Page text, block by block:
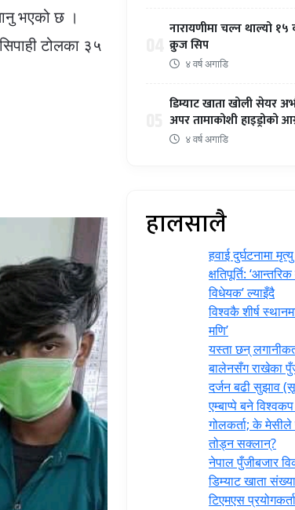
भएको छ ।
टोलका ३५
नारायणीमा चल्न थाल्यो १५
क्रुज सिप
४ वर्ष अगाडि
डिम्याट खाता खोली सेयर
अपर तामाकोशी हाइड्रोको
४ वर्ष अगाडि
हालसालै
हवाई दुर्घटनामा
क्षतिपूर्ति:
विधेयक’ ल्याइँदै
विश्वकै शीर्ष
मणि’
यस्ता छन्
‍बालेनसँग राखेका
दर्जन बढी सुझाव
एम्बाप्पे बने
गोलकर्ता; के मेसीले
तोड्न सक्लान्?
नेपाल पुँजीबजार
डिम्याट खाता
टिएमएस